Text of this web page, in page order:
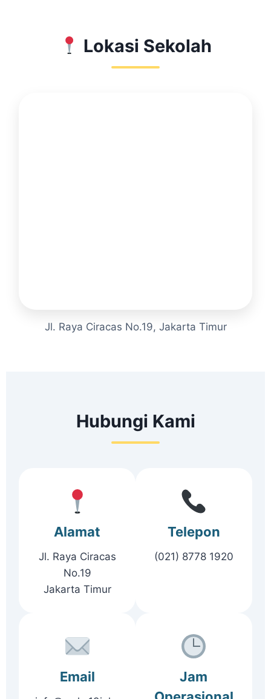
Lokasi Sekolah
Jl. Raya Ciracas No.19, Jakarta Timur
Hubungi Kami
Alamat
Jl. Raya Ciracas
No.19
Jakarta Timur
Telepon
(021) 8778 1920
Email
Jam